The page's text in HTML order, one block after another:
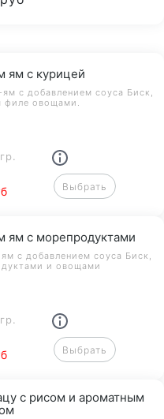
качества и скорости
ям с курицей
с добавлением соуса Биск,
филе овощами.
Выбрать
ям с морепродуктами
с добавлением соуса Биск,
и овощами
Выбрать
с рисом и ароматным